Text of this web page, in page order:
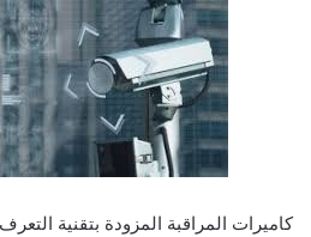
كاميرات المراقبة المزودة بتقنية